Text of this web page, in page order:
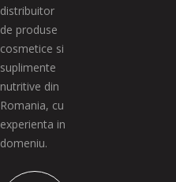
distribuitor
de produse
cosmetice si
suplimente
nutritive din
Romania, cu
experienta in
domeniu.